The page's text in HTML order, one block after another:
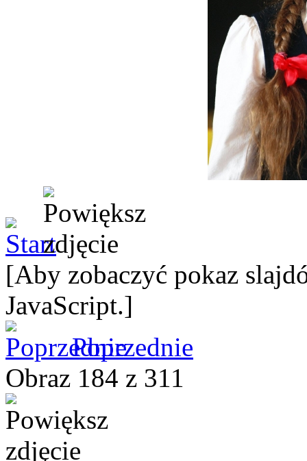
[Aby zobaczyć pokaz
JavaScript.]
Poprzednie
Obraz 184 z 311